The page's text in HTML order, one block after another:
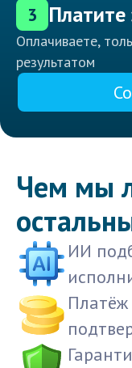
3 Платите
Оплачиваете,
результатом
Чем мы
ИИ
Платёж